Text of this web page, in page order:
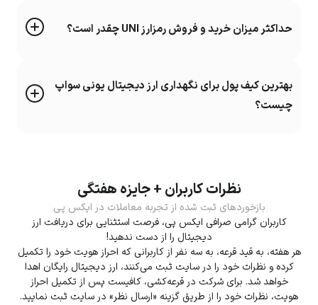
حداکثر میزان خرید و فروش رمزارز UNI چقدر است؟
بهترین کیف پول برای نگهداری ارز دیجیتال یونی سواپ
چیست؟
نظرات کاربران + جایزه هفتگی
بازخوردهای ثبت شده از تجربه معاملات در ایکس پی
کاربران گرامی صرافی ایکس پی، فرصت استثنایی برای دریافت ارز
دیجیتال را از دست ندهید!
هر هفته، به قید قرعه، به سه نفر از کاربرانی که احراز هویت خود را تکمیل
کرده و نظرات خود را در سایت ثبت می‌کنند، ارز دیجیتال رایگان اهدا
خواهد شد. برای شرکت در قرعه‌کشی، کافیست پس از تکمیل احراز
هویت، نظرات خود را از طریق گزینه «ارسال نظر» در سایت ثبت نمایید.